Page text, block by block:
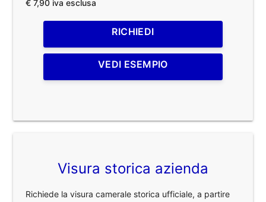
€ 7,90 iva esclusa
RICHIEDI
VEDI ESEMPIO
Visura storica azienda
Richiede la visura camerale storica ufficiale, a partire